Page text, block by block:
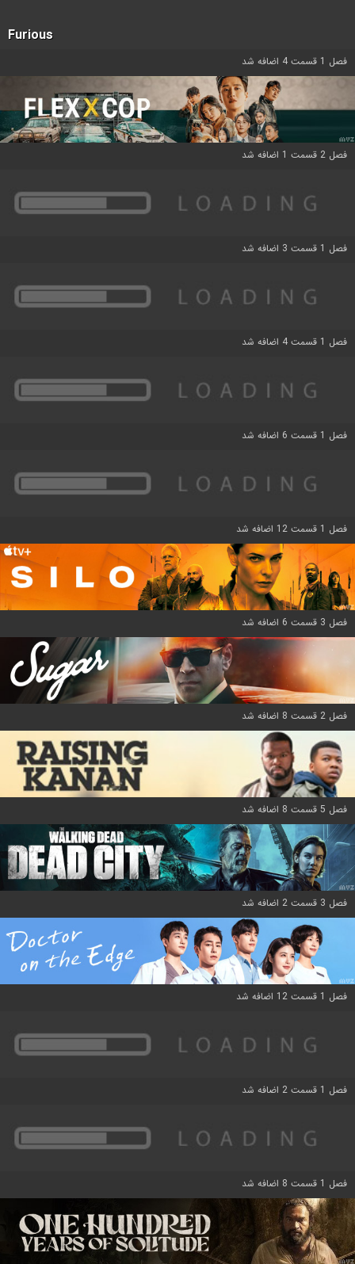
Furious
فصل 1 قسمت 4 اضافه شد
فصل 2 قسمت 1 اضافه شد
فصل 1 قسمت 3 اضافه شد
فصل 1 قسمت 4 اضافه شد
فصل 1 قسمت 6 اضافه شد
فصل 1 قسمت 12 اضافه شد
فصل 3 قسمت 6 اضافه شد
فصل 2 قسمت 8 اضافه شد
فصل 5 قسمت 8 اضافه شد
فصل 3 قسمت 2 اضافه شد
فصل 1 قسمت 12 اضافه شد
فصل 1 قسمت 2 اضافه شد
فصل 1 قسمت 8 اضافه شد